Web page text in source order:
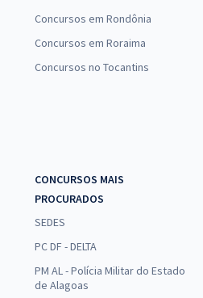
Concursos em Rondônia
Concursos em Roraima
Concursos no Tocantins
CONCURSOS MAIS
PROCURADOS
SEDES
PC DF - DELTA
PM AL - Polícia Militar do Estado
de Alagoas